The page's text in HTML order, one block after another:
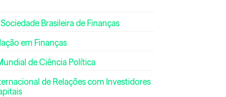
Brasileira de Finanças
em Finanças
de Ciência Política
de Relações com Investidores